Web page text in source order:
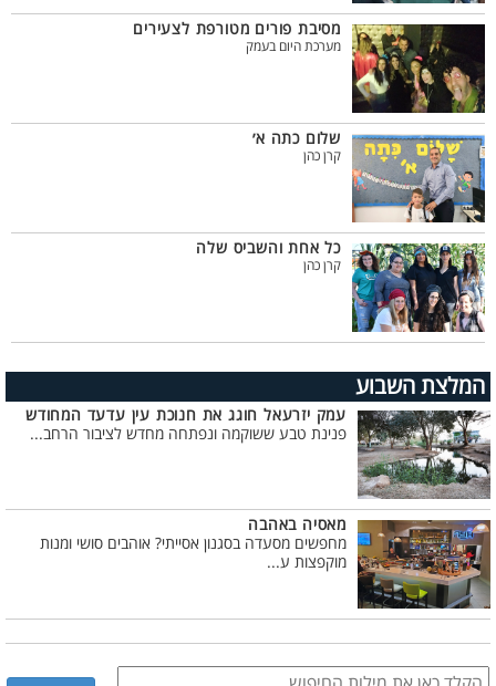
מסיבת פורים מטורפת לצעירים
מערכת היום בעמק
שלום כתה א׳
קרן כהן
כל אחת והשביס שלה
קרן כהן
המלצת השבוע
עמק יזרעאל חוגג את חנוכת עין עדעד המחודש
פנינת טבע ששוקמה ונפתחה מחדש לציבור הרחב...
מאסיה באהבה
מחפשים מסעדה בסגנון אסייתי? אוהבים סושי ומנות
מוקפצות ע...